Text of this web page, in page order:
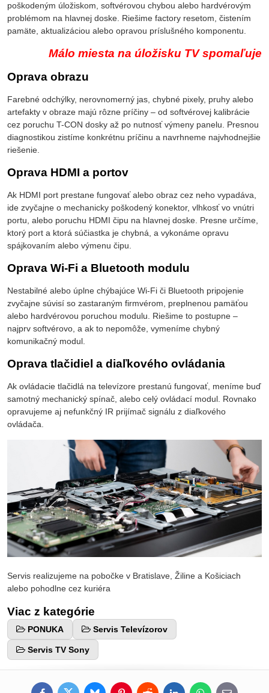
poškodeným úložiskom, softvérovou chybou alebo hardvérovým
problémom na hlavnej doske. Riešime factory resetom, čistením
pamäte, aktualizáciou alebo opravou príslušného komponentu.
Málo miesta na úložisku TV spomaľuje
Oprava obrazu
Farebné odchýlky, nerovnomerný jas, chybné pixely, pruhy alebo
artefakty v obraze majú rôzne príčiny – od softvérovej kalibrácie
cez poruchu T-CON dosky až po nutnosť výmeny panelu. Presnou
diagnostikou zistíme konkrétnu príčinu a navrhneme najvhodnejšie
riešenie.
Oprava HDMI a portov
Ak HDMI port prestane fungovať alebo obraz cez neho vypadáva,
ide zvyčajne o mechanicky poškodený konektor, vlhkosť vo vnútri
portu, alebo poruchu HDMI čipu na hlavnej doske. Presne určíme,
ktorý port a ktorá súčiastka je chybná, a vykonáme opravu
spájkovaním alebo výmenu čipu.
Oprava Wi-Fi a Bluetooth modulu
Nestabilné alebo úplne chýbajúce Wi-Fi či Bluetooth pripojenie
zvyčajne súvisí so zastaraným firmvérom, preplnenou pamäťou
alebo hardvérovou poruchou modulu. Riešime to postupne –
najprv softvérovo, a ak to nepomôže, vymeníme chybný
komunikačný modul.
Oprava tlačidiel a diaľkového ovládania
Ak ovládacie tlačidlá na televízore prestanú fungovať, meníme buď
samotný mechanický spínač, alebo celý ovládací modul. Rovnako
opravujeme aj nefunkčný IR prijímač signálu z diaľkového
ovládača.
Servis realizujeme na pobočke v Bratislave, Žiline a Košiciach
alebo pohodlne cez kuriéra
Viac z kategórie
PONUKA Servis Televízorov
Servis TV Sony